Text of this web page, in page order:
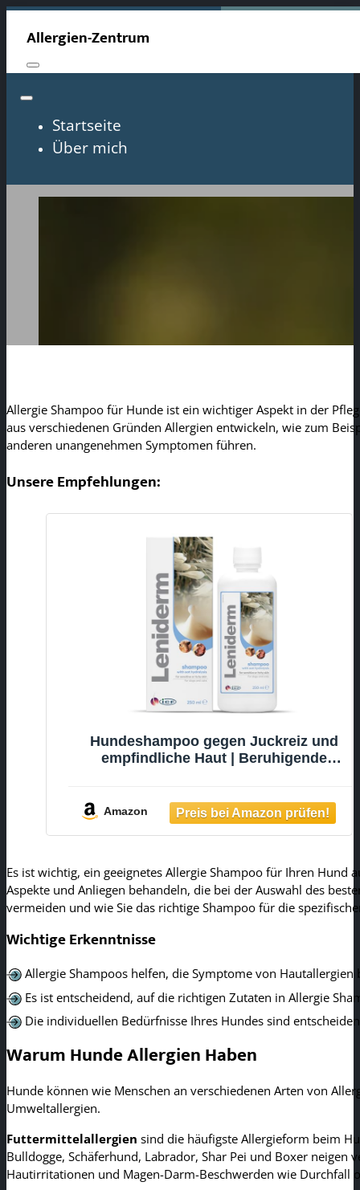
Allergien-Zentrum
Startseite
Über mich
Allergie Shampoo für Hunde ist ein wichtiger Aspekt in der
aus verschiedenen Gründen Allergien entwickeln, wie zum
anderen unangenehmen Symptomen führen.
Unsere Empfehlungen:
Hundeshampoo gegen Juckreiz und
empfindliche Haut | Beruhigende
Shampoo für Hunde und Katzen |
Leniderm Shampoo von ICF
Amazon
Es ist wichtig, ein geeignetes Allergie Shampoo für Ihren
Aspekte und Anliegen behandeln, die bei der Auswahl des
vermeiden und wie Sie das richtige Shampoo für die
Wichtige Erkenntnisse
Allergie Shampoos helfen, die Symptome von
Es ist entscheidend, auf die richtigen Zutaten in Allergie
Die individuellen Bedürfnisse Ihres Hundes sind
Warum Hunde Allergien Haben
Hunde können wie Menschen an verschiedenen Arten von
Umweltallergien.
Futtermittelallergien sind die häufigste Allergieform beim
Bulldogge, Schäferhund, Labrador, Shar Pei und Boxer
Hautirritationen und Magen-Darm-Beschwerden wie Durchfall